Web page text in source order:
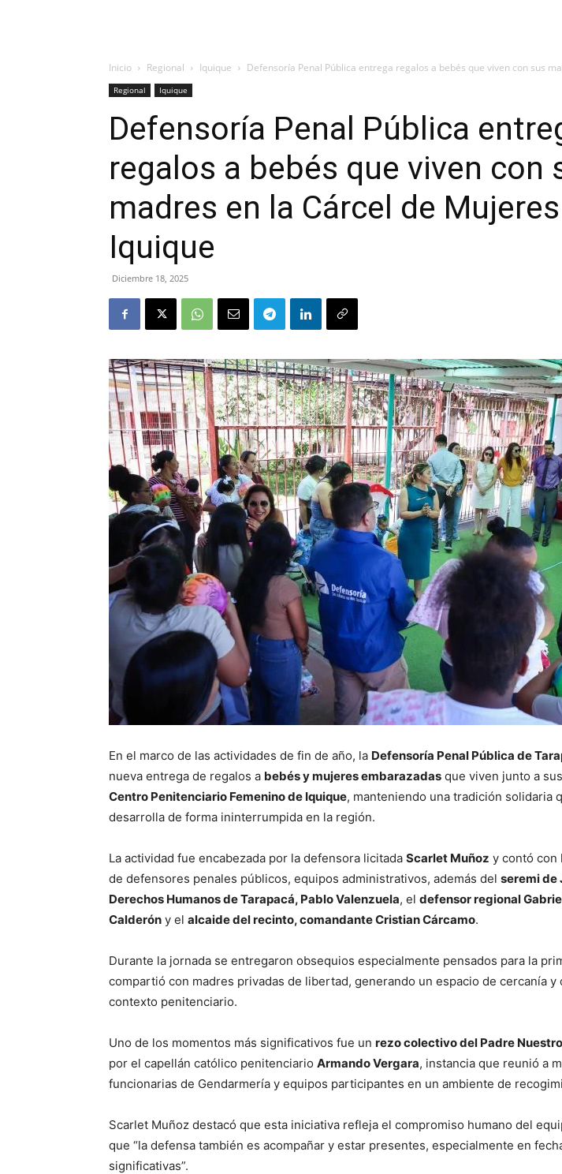
Inicio Regional Iquique Defensoría Penal Pública entrega regalos a bebés que viven con sus
Regional Iquique
Defensoría Penal Pública
regalos a bebés que viven con
madres en la Cárcel de
Iquique
Diciembre 18, 2025
En el marco de las actividades de fin de año, la Defensoría Penal Pública de
nueva entrega de regalos a bebés y mujeres embarazadas que viven junto a
Centro Penitenciario Femenino de Iquique, manteniendo una tradición solidaria
desarrolla de forma ininterrumpida en la región.
La actividad fue encabezada por la defensora licitada Scarlet Muñoz y contó con
de defensores penales públicos, equipos administrativos, además del seremi de
Derechos Humanos de Tarapacá, Pablo Valenzuela, el defensor regional
Calderón y el alcaide del recinto, comandante Cristian Cárcamo.
Durante la jornada se entregaron obsequios especialmente pensados para la
compartió con madres privadas de libertad, generando un espacio de cercanía y
contexto penitenciario.
Uno de los momentos más significativos fue un rezo colectivo del Padre Nuestro
por el capellán católico penitenciario Armando Vergara, instancia que reunió a
funcionarias de Gendarmería y equipos participantes en un ambiente de
Scarlet Muñoz destacó que esta iniciativa refleja el compromiso humano del
que “la defensa también es acompañar y estar presentes, especialmente en
significativas”.